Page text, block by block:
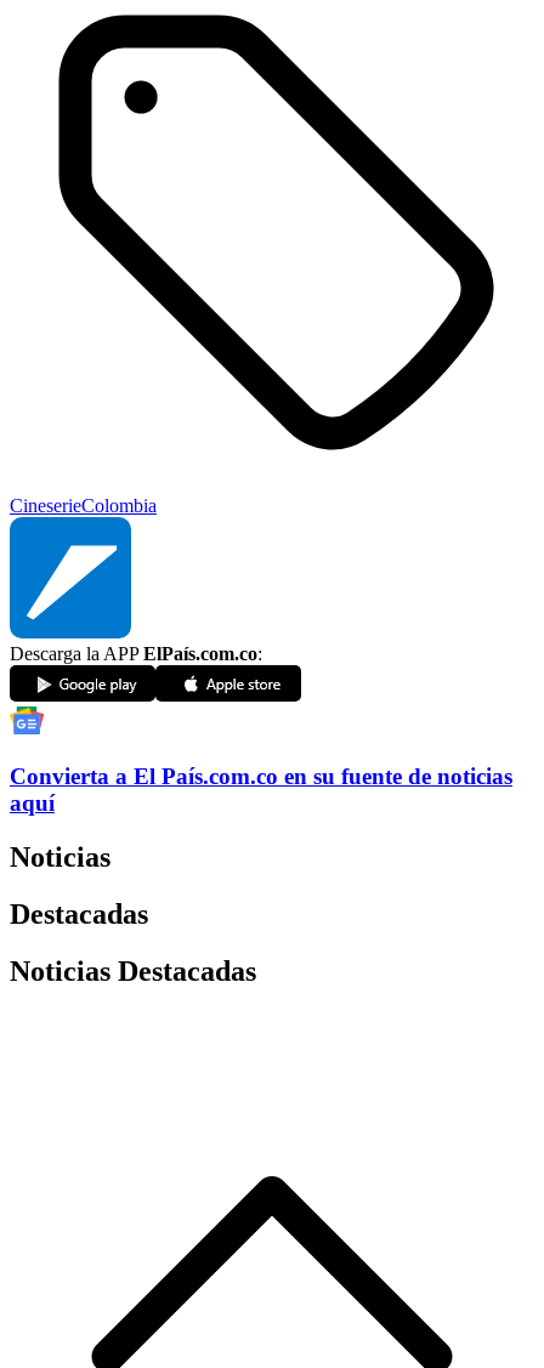
CineserieColombia
Descarga la APPElPaís.com.co:
Convierta a El País.com.co en su fuente de noticias
aquí
Noticias
Destacadas
Noticias Destacadas